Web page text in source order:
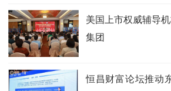
美国上市权威辅导
集团
恒昌财富论坛推动